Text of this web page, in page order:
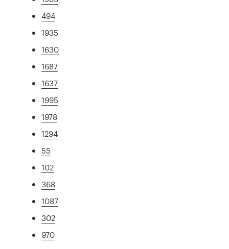
494
1935
1630
1687
1637
1995
1978
1294
55
102
368
1087
302
970